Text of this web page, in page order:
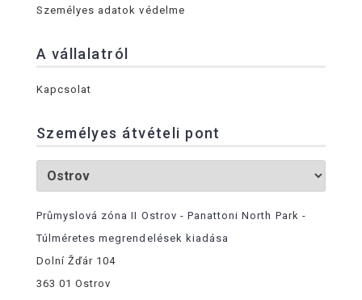
Személyes adatok védelme
A vállalatról
Kapcsolat
Személyes átvételi pont
Průmyslová zóna II Ostrov - Panattoni North Park -
Túlméretes megrendelések kiadása
Dolní Žďár 104
363 01 Ostrov